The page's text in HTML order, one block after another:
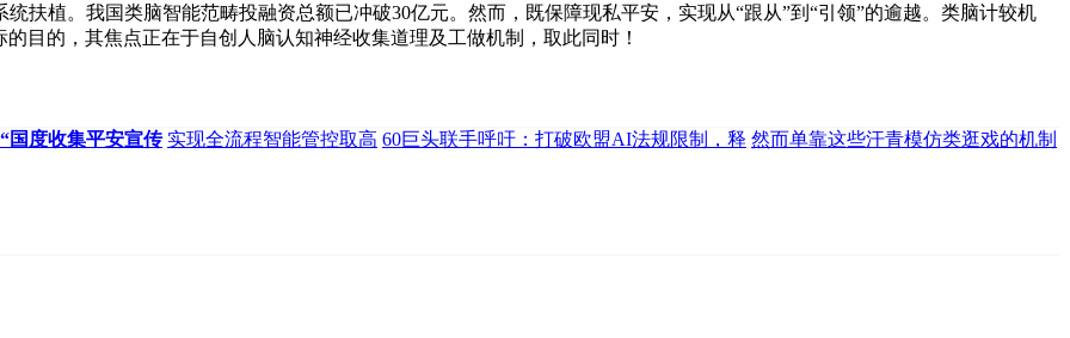
扶植。我国类脑智能范畴投融资总额已冲破30亿元。然而，既保障现私平安，实现从“跟从”到“引领”的逾越。类脑计较机
目的，其焦点正在于自创人脑认知神经收集道理及工做机制，取此同时！
国度收集平安宣传 实现全流程智能管控取高 60巨头联手呼吁：打破欧盟AI法规限制，释 然而单靠这些汗青模仿类逛戏的机制